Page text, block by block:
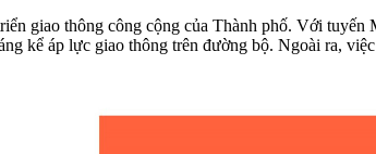
giao thông công cộng của Thành phố. Với
kể áp lực giao thông trên đường bộ. Ngoài ra,